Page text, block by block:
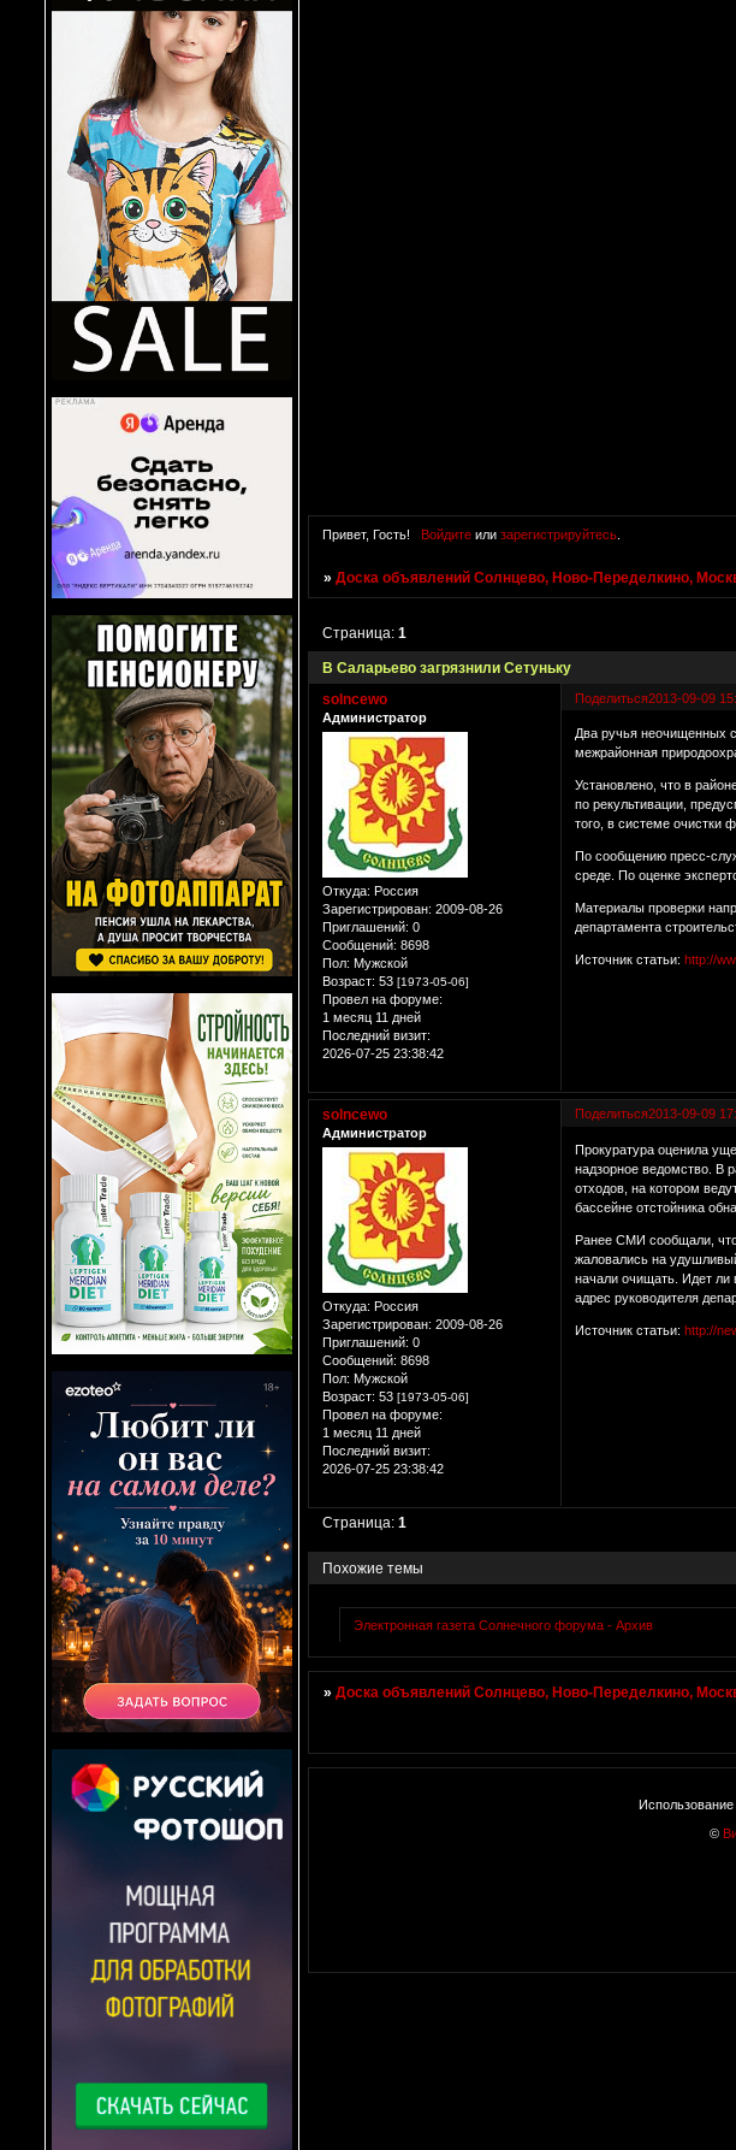
Привет, Гость! Войдитеили зарегистрируйтесь.
»Доска объявлений Солнцево, Ново-Переделкино,
В Саларьево загрязнили Сетуньку
Страница:1
Поделиться2013-09-09
solncewo
Администратор
Откуда: Россия
Зарегистрирован: 2009-08-26
Приглашений: 0
Сообщений: 8698
Пол: Мужской
Возраст: 53 [1973-05-06]
Провел на форуме:
1 месяц 11 дней
Последний визит:
2026-07-25 23:38:42
Два ручья неочищенных
межрайонная
Установлено, что в
по рекультивации,
того, в системе очистки
По сообщению пресс-
среде. По оценке
Материалы проверки
департамента
Источник статьи: http://
Поделиться2013-09-09
solncewo
Администратор
Откуда: Россия
Зарегистрирован: 2009-08-26
Приглашений: 0
Сообщений: 8698
Пол: Мужской
Возраст: 53 [1973-05-06]
Провел на форуме:
1 месяц 11 дней
Последний визит:
2026-07-25 23:38:42
Прокуратура оценила
надзорное ведомство. В
отходов, на котором
бассейне отстойника
Ранее СМИ сообщали,
жаловались на
начали очищать. Идет ли
адрес руководителя
Источник статьи:http://
Страница:1
Похожие темы
Электронная газета Солнечного форума - Архив
»Доска объявлений Солнцево, Ново-Переделкино,
©